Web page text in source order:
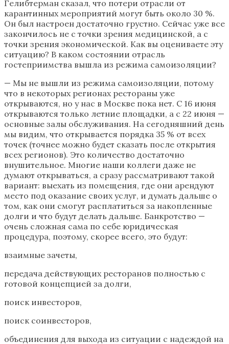
Гелибтерман сказал, что потери отрасли от
карантинных мероприятий могут быть около 30 %.
Он был настроен достаточно грустно. Сейчас уже все
закончилось не с точки зрения медицинской, а с
точки зрения экономической. Как вы оцениваете эту
ситуацию? В каком состоянии отрасль
гостеприимства вышла из режима самоизоляции?
— Мы не вышли из режима самоизоляции, потому
что в некоторых регионах рестораны уже
открываются, но у нас в Москве пока нет. С 16 июня
открываются только летние площадки, а с 22 июня —
основные залы обслуживания. На сегодняшний день
мы видим, что открывается порядка 35 % от всех
точек (точнее можно будет сказать после открытия
всех регионов). Это количество достаточно
внушительное. Многие наши коллеги даже не
думают открываться, а сразу рассматривают такой
вариант: выехать из помещения, где они арендуют
место под оказание своих услуг, и думать дальше о
том, как они смогут расплатиться за накопленные
долги и что будут делать дальше. Банкротство —
очень сложная сама по себе юридическая
процедура, поэтому, скорее всего, это будут:
взаимные зачеты,
передача действующих ресторанов полностью с
готовой концепцией за долги,
поиск инвесторов,
поиск соинвесторов,
объединения для выхода из ситуации с надеждой на